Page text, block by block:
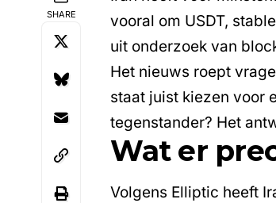
SHARE
vooral om USDT,
uit onderzoek van
Het nieuws roept
staat juist kiezen voor
tegenstander? Het
Wat er
Volgens Elliptic heeft